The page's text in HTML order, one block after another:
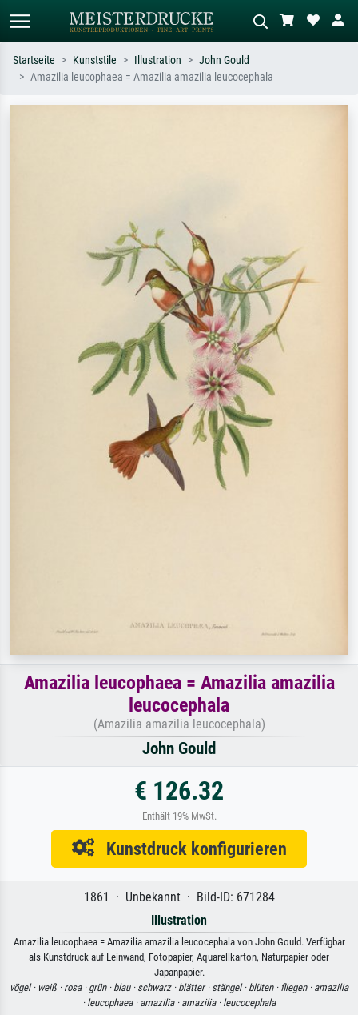
Startseite Kunststile Illustration
John Gould
Amazilia leucophaea = Amazilia amazilia leucocephala
Amazilia leucophaea = Amazilia amazilia
leucocephala
(Amazilia amazilia leucocephala)
John Gould
€ 126.32
Enthält 19% MwSt.
Kunstdruck konfigurieren
1861 · Unbekannt · Bild-ID: 671284
Illustration
Amazilia leucophaea = Amazilia amazilia leucocephala von John Gould. Verfügbar
als Kunstdruck auf Leinwand, Fotopapier, Aquarellkarton, Naturpapier oder
Japanpapier.
vögel · weiß · rosa · grün · blau · schwarz · blätter · stängel · blüten · fliegen · amazilia
· leucophaea · amazilia · amazilia · leucocephala